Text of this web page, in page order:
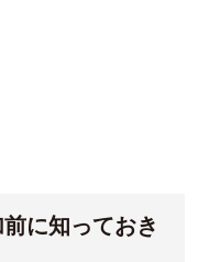
に知っておき